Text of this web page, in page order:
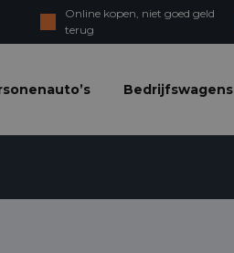
Online kopen, niet goed geld
terug
Bedrijfswagens